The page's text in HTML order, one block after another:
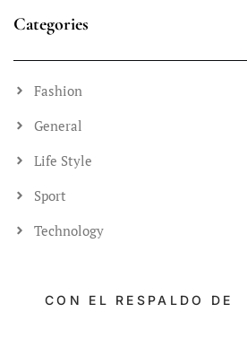
Categories
Fashion
General
Life Style
Sport
Technology
CON EL RESPALDO DE